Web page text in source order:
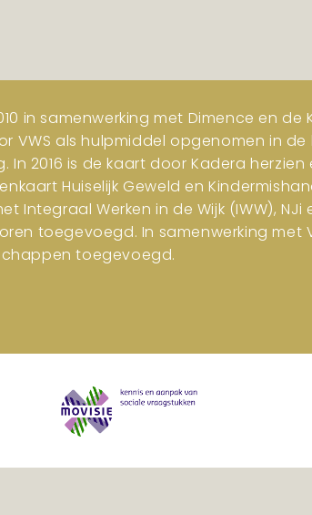
in samenwerking met Dimence en de
VWS als hulpmiddel opgenomen in
In 2016 is de kaart door Kadera
Huiselijk Geweld en
Integraal Werken in de Wijk (IWW),
toegevoegd. In samenwerking
toegevoegd.